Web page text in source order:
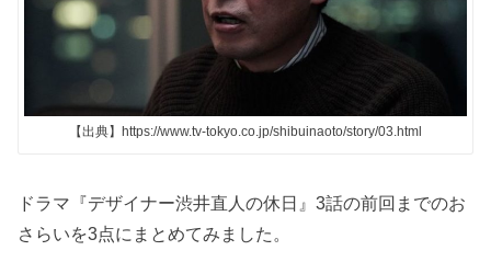
【出典】https://www.tv-tokyo.co.jp/shibuinaoto/story/03.html
ドラマ『デザイナー渋井直人の休日』3話の前回までのお
さらいを3点にまとめてみました。